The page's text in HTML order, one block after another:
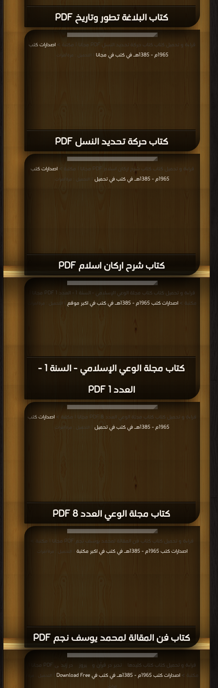
كتاب البلاغة تطور وتاريخ PDF
كتاب حركة تحديد النسل PDF
قراءة و تحميل كتاب كتاب حركة تحديد النسل PDF مجانا | مكتبة >
اصدارات كتب
1965م - 1385هـ في كتب في مجانا
| التحميل : مرة/مرات
كتاب شرح اركان اسلام PDF
قراءة و تحميل كتاب كتاب شرح اركان اسلام PDF مجانا | مكتبة >
اصدارات كتب
1965م - 1385هـ في كتب في تحميل
| التحميل : مرة/مرات
كتاب مجلة الوعي الإسلامي - السنة 1 -
العدد 1 PDF
قراءة و تحميل كتاب كتاب مجلة الوعي الإسلامي - السنة 1 - العدد 1 PDF مجانا |
مكتبة > اصدارات كتب 1965م - 1385هـ في كتب في اكبر موقع | التحميل : مرة/مرات
كتاب مجلة الوعي العدد 8 PDF
قراءة و تحميل كتاب كتاب مجلة الوعي العدد 8 PDF مجانا | مكتبة >
اصدارات كتب
1965م - 1385هـ في كتب في تحميل
| التحميل : مرة/مرات
كتاب فن المقالة لمحمد يوسف نجم PDF
قراءة و تحميل كتاب كتاب فن المقالة لمحمد يوسف نجم PDF مجانا | مكتبة >
اصدارات كتب 1965م - 1385هـ في كتب في اكبر مكتبة
| التحميل : مرة/مرات
قراءة و تحميل كتاب كتاب کلیدهای تدبر در قرآن و پيروزی در زندگی PDF مجانا |
مكتبة > اصدارات كتب 1965م - 1385هـ في كتب في Download Free
| التحميل : مرة/